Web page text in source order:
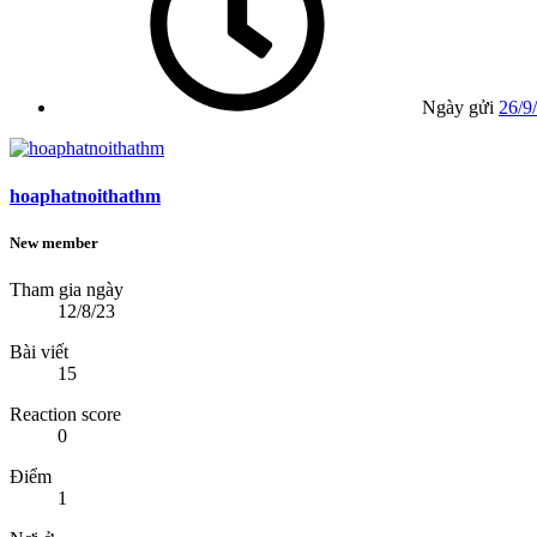
Ngày gửi 26/
hoaphatnoithathm
New member
Tham gia ngày
12/8/23
Bài viết
15
Reaction score
0
Điểm
1